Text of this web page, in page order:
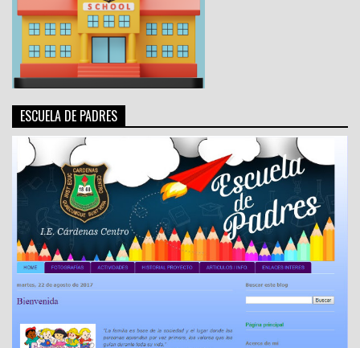
ESCUELA DE PADRES